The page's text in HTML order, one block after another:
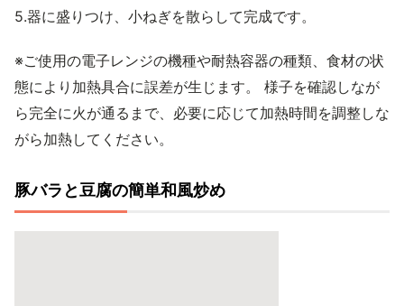
5.器に盛りつけ、小ねぎを散らして完成です。
※ご使用の電子レンジの機種や耐熱容器の種類、食材の状
態により加熱具合に誤差が生じます。 様子を確認しなが
ら完全に火が通るまで、必要に応じて加熱時間を調整しな
がら加熱してください。
豚バラと豆腐の簡単和風炒め